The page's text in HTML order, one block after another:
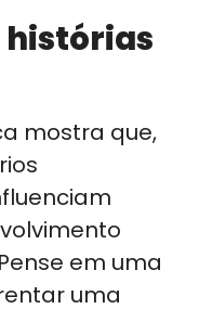
mostra que,
em uma
uma